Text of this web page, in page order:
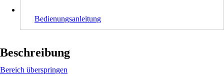
Bedienungsanleitung
Beschreibung
Bereich überspringen